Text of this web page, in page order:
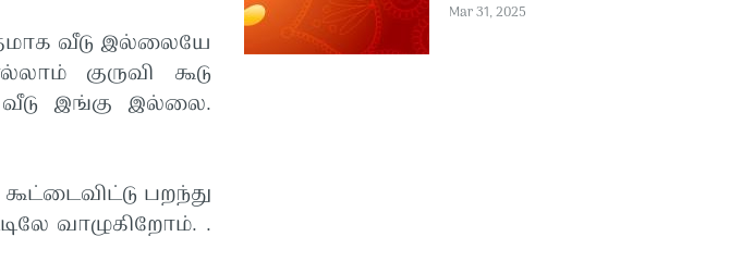
வீடு இல்லையே
குருவி கூடு
இங்கு இல்லை.
பறந்து
வாழுகிறோம். .
Mar 31, 2025